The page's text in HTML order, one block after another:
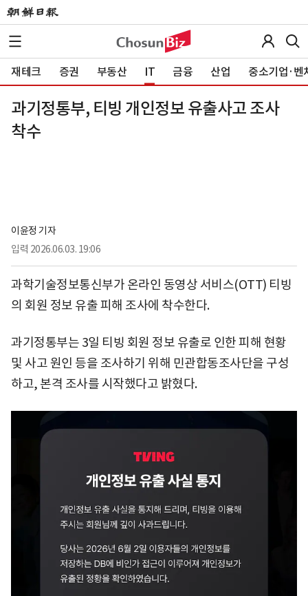
재테크 증권 부동산 IT 금융 산업 중소기업·벤
과기정통부, 티빙 개인정보 유출사고 조사
착수
이윤정 기자
입력 2026.06.03. 19:06
과학기술정보통신부가 온라인 동영상 서비스(OTT) 티빙
의 회원 정보 유출 피해 조사에 착수한다.
과기정통부는 3일 티빙 회원 정보 유출로 인한 피해 현황
및 사고 원인 등을 조사하기 위해 민관합동조사단을 구성
하고, 본격 조사를 시작했다고 밝혔다.